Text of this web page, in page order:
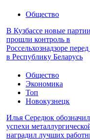
Общество
В Кузбассе новые
прошли контроль в
Россельхознадзоре
в Республику Беларусь
Общество
Экономика
Топ
Новокузнецк
Илья Середюк
успехи
наградил лучших